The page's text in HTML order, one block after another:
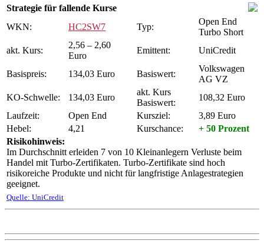
Strategie für fallende Kurse
WKN:
HC2SW7 Typ:
Open End
Turbo Short
akt. Kurs:
2,56 – 2,60
Euro
Emittent: UniCredit
Basispreis: 134,03 Euro Basiswert:
Volkswagen
AG VZ
KO-Schwelle:
134,03 Euro
akt. Kurs
Basiswert:
108,32 Euro
Laufzeit:
Open End Kursziel:
3,89 Euro
Hebel:
4,21 Kurschance:
+ 50 Prozent
Risikohinweis:
Im Durchschnitt erleiden 7 von 10 Kleinanlegern Verluste beim
Handel mit Turbo-Zertifikaten. Turbo-Zertifikate sind hoch
risikoreiche Produkte und nicht für langfristige Anlagestrategien
geeignet.
Quelle: UniCredit